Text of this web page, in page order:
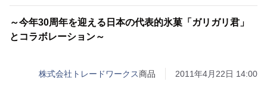
～今年30周年を迎える日本の代表的氷菓「ガリガリ君」
とコラボレーション～
株式会社トレードワークス商品 2011年4月22日 14:00